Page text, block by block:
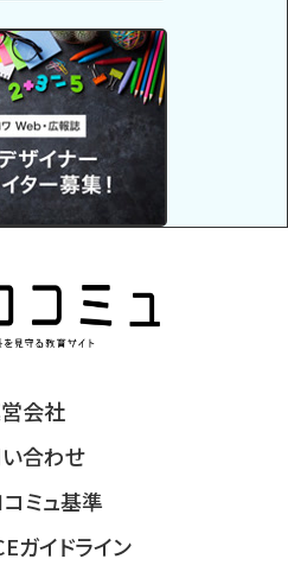
会社
合わせ
ミュ基準
ガイドライン